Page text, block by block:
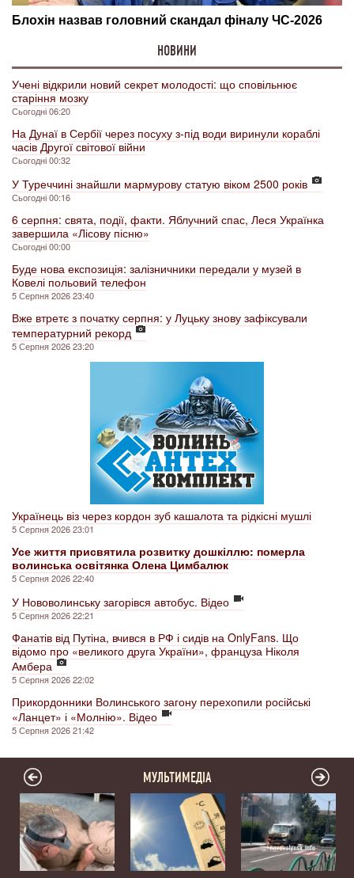
НОВИНИ
Учені відкрили новий секрет молодості: що сповільнює
старіння мозку
Сьогодні 06:20
На Дунаї в Сербії через посуху з-під води виринули кораблі
часів Другої світової війни
Сьогодні 00:32
У Туреччині знайшли мармурову статую віком 2500 років
Сьогодні 00:16
6 серпня: свята, події, факти. Яблучний спас, Леся Українка
завершила «Лісову пісню»
Сьогодні 00:00
Буде нова експозиція: залізничники передали у музей в
Ковелі польовий телефон
5 Серпня 2026 23:40
Вже втретє з початку серпня: у Луцьку знову зафіксували
температурний рекорд
5 Серпня 2026 23:20
Українець віз через кордон зуб кашалота та рідкісні мушлі
5 Серпня 2026 23:01
Усе життя присвятила розвитку дошкіллю: померла
волинська освітянка Олена Цимбалюк
5 Серпня 2026 22:40
У Нововолинську загорівся автобус. Відео
5 Серпня 2026 22:21
Фанатів від Путіна, вчився в РФ і сидів на OnlyFans. Що
відомо про «великого друга України», француза Ніколя
Амбера
5 Серпня 2026 22:02
Прикордонники Волинського загону перехопили російські
«Ланцет» і «Молнію». Відео
5 Серпня 2026 21:42
МУЛЬТИМЕДІА